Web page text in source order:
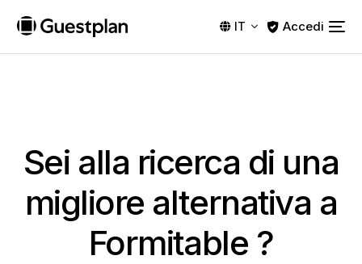
IT Accedi
Sei alla ricerca di una
migliore alternativa a
Formitable ?